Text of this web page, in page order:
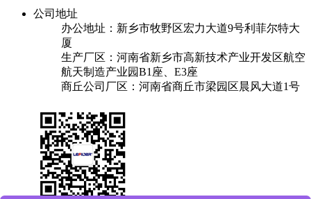
公司地址
办公地址：新乡市牧野区宏力大道9号利菲尔特大
厦
生产厂区：河南省新乡市高新技术产业开发区航空
航天制造产业园B1座、E3座
商丘公司厂区：河南省商丘市梁园区晨风大道1号